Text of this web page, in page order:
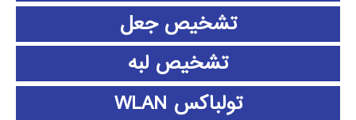
تشخیص جعل
تشخیص لبه
تولباکس WLAN